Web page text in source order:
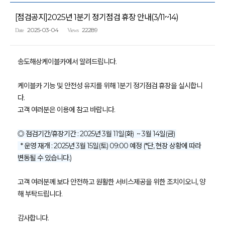
[점검공지]2025년 1분기 정기점검 휴장 안내(3/11~14)
Date 2025-03-04 Views 22289
송도해상케이블카에서 알려드립니다.
케이블카 기능 및 안전성 유지를 위해 1분기 정기점검 휴장을 실시합니
다.
고객 여러분은 이용에 참고 바랍니다.
◎ 점검기간/휴장기간 : 2025년 3월 11일(화) ~ 3월 14일(금)
* 운영 재개 : 2025년 3월 15일(토) 09:00 예정 (*단, 현장 상황에 따라
변동될 수 있습니다.)
고객 여러분께 보다 안전하고 원활한 서비스제공을 위한 조치이오니, 양
해 부탁드립니다.
감사합니다.